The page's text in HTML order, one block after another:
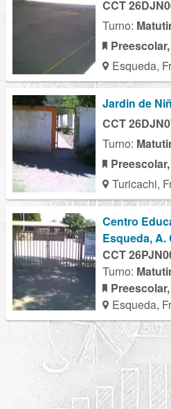
CCT
Turno:
Esqueda,
Jardin de
CCT
Turno:
Turicachi,
Centro
Esqueda, A.
CCT
Turno:
Esqueda,